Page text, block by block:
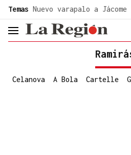
Temas Nuevo varapalo a Jácome
header.menu.open
Celanova A Bola Cartelle